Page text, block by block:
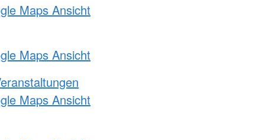
Maps Ansicht
Maps Ansicht
Maps Ansicht